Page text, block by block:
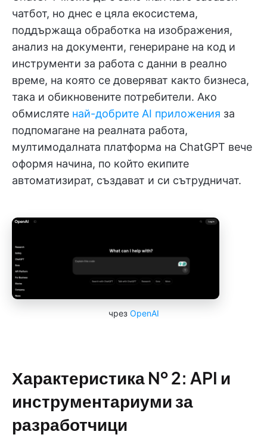
чатбот, но днес е цяла екосистема,
поддържаща обработка на изображения,
анализ на документи, генериране на код и
инструменти за работа с данни в реално
време, на която се доверяват както бизнеса,
така и обикновените потребители. Ако
обмисляте най-добрите AI приложения за
подпомагане на реалната работа,
мултимодалната платформа на ChatGPT вече
оформя начина, по който екипите
автоматизират, създават и си сътрудничат.
чрез OpenAI
Характеристика № 2: API и
инструментариуми за
разработчици